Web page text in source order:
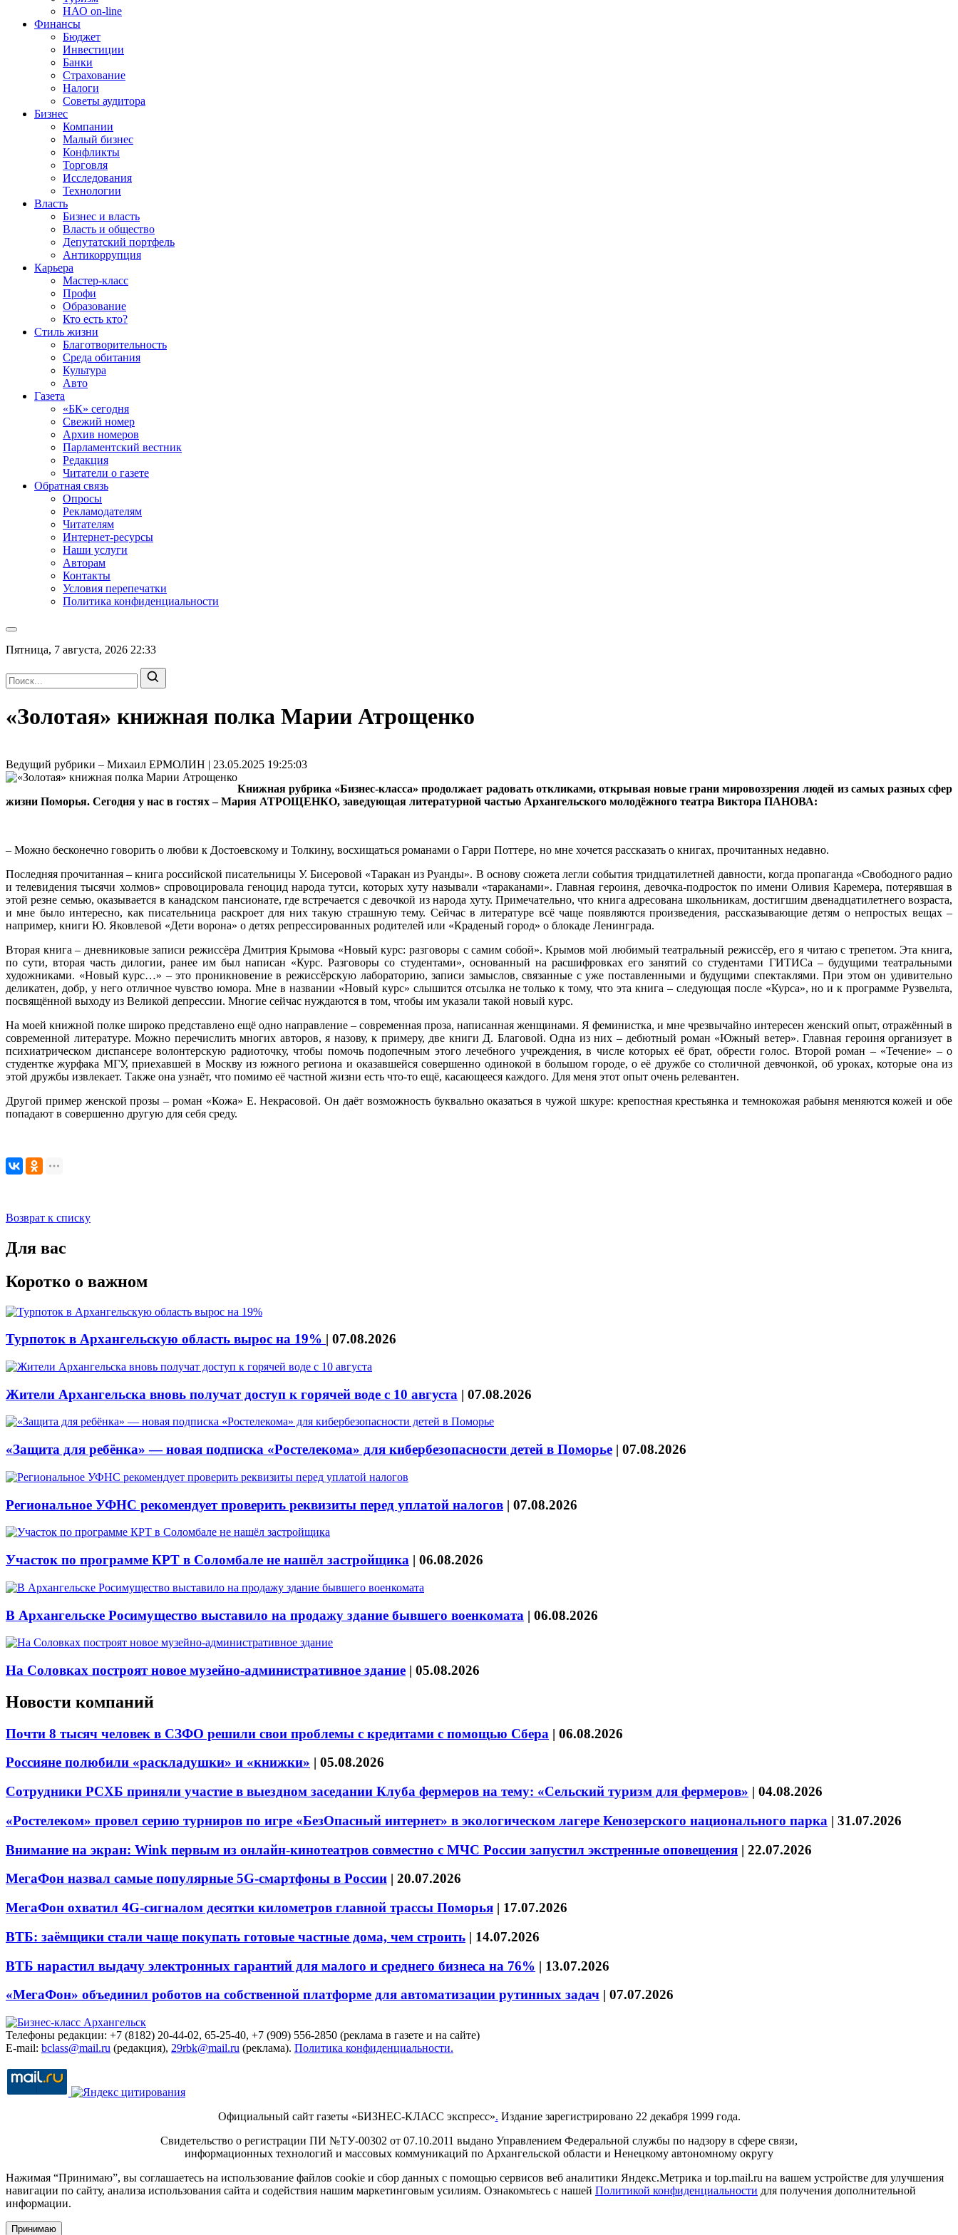
НАО on-line
Финансы
Бюджет
Инвестиции
Банки
Страхование
Налоги
Советы аудитора
Бизнес
Компании
Малый бизнес
Конфликты
Торговля
Исследования
Технологии
Власть
Бизнес и власть
Власть и общество
Депутатский портфель
Антикоррупция
Карьера
Мастер-класс
Профи
Образование
Кто есть кто?
Стиль жизни
Благотворительность
Среда обитания
Культура
Авто
Газета
«БК» сегодня
Свежий номер
Архив номеров
Парламентский вестник
Редакция
Читатели о газете
Обратная связь
Опросы
Рекламодателям
Читателям
Интернет-ресурсы
Наши услуги
Авторам
Контакты
Условия перепечатки
Политика конфиденциальности
Пятница, 7 августа, 2026 22:33
«Золотая» книжная полка Марии Атрощенко
Ведущий рубрики – Михаил ЕРМОЛИН | 23.05.2025 19:25:03
Книжная рубрика «Бизнес-класса» продолжает радовать откликами, открывая новые грани мировоззрения людей из самых разных сфер
жизни Поморья. Сегодня у нас в гостях – Мария АТРОЩЕНКО, заведующая литературной частью Архангельского молодёжного театра Виктора ПАНОВА:
– Можно бесконечно говорить о любви к Достоевскому и Толкину, восхищаться романами о Гарри Поттере, но мне хочется рассказать о книгах, прочитанных недавно.
Последняя прочитанная – книга российской писательницы У. Бисеровой «Таракан из Руанды». В основу сюжета легли события тридцатилетней давности, когда пропаганда «Свободного радио
и телевидения тысячи холмов» спровоцировала геноцид народа тутси, которых хуту называли «тараканами». Главная героиня, девочка-подросток по имени Оливия Каремера, потерявшая в
этой резне семью, оказывается в канадском пансионате, где встречается с девочкой из народа хуту. Примечательно, что книга адресована школьникам, достигшим двенадцатилетнего возраста,
и мне было интересно, как писательница раскроет для них такую страшную тему. Сейчас в литературе всё чаще появляются произведения, рассказывающие детям о непростых вещах –
например, книги Ю. Яковлевой «Дети ворона» о детях репрессированных родителей или «Краденый город» о блокаде Ленинграда.
Вторая книга – дневниковые записи режиссёра Дмитрия Крымова «Новый курс: разговоры с самим собой». Крымов мой любимый театральный режиссёр, его я читаю с трепетом. Эта книга,
по сути, вторая часть дилогии, ранее им был написан «Курс. Разговоры со студентами», основанный на расшифровках его занятий со студентами ГИТИСа – будущими театральными
художниками. «Новый курс…» – это проникновение в режиссёрскую лабораторию, записи замыслов, связанные с уже поставленными и будущими спектаклями. При этом он удивительно
деликатен, добр, у него отличное чувство юмора. Мне в названии «Новый курс» слышится отсылка не только к тому, что эта книга – следующая после «Курса», но и к программе Рузвельта,
посвящённой выходу из Великой депрессии. Многие сейчас нуждаются в том, чтобы им указали такой новый курс.
На моей книжной полке широко представлено ещё одно направление – современная проза, написанная женщинами. Я феминистка, и мне чрезвычайно интересен женский опыт, отражённый в
современной литературе. Можно перечислить многих авторов, я назову, к примеру, две книги Д. Благовой. Одна из них – дебютный роман «Южный ветер». Главная героиня организует в
психиатрическом диспансере волонтерскую радиоточку, чтобы помочь подопечным этого лечебного учреждения, в числе которых её брат, обрести голос. Второй роман – «Течение» – о
студентке журфака МГУ, приехавшей в Москву из южного региона и оказавшейся совершенно одинокой в большом городе, о её дружбе со столичной девчонкой, об уроках, которые она из
этой дружбы извлекает. Также она узнаёт, что помимо её частной жизни есть что‑то ещё, касающееся каждого. Для меня этот опыт очень релевантен.
Другой пример женской прозы – роман «Кожа» Е. Некрасовой. Он даёт возможность буквально оказаться в чужой шкуре: крепостная крестьянка и темнокожая рабыня меняются кожей и обе
попадают в совершенно другую для себя среду.
Возврат к списку
Для вас
Коротко о важном
Турпоток в Архангельскую область вырос на 19% | 07.08.2026
Жители Архангельска вновь получат доступ к горячей воде с 10 августа | 07.08.2026
«Защита для ребёнка» — новая подписка «Ростелекома» для кибербезопасности детей в Поморье | 07.08.2026
Региональное УФНС рекомендует проверить реквизиты перед уплатой налогов | 07.08.2026
Участок по программе КРТ в Соломбале не нашёл застройщика | 06.08.2026
В Архангельске Росимущество выставило на продажу здание бывшего военкомата | 06.08.2026
На Соловках построят новое музейно-административное здание | 05.08.2026
Новости компаний
Почти 8 тысяч человек в СЗФО решили свои проблемы с кредитами с помощью Сбера | 06.08.2026
Россияне полюбили «раскладушки» и «книжки» | 05.08.2026
Сотрудники РСХБ приняли участие в выездном заседании Клуба фермеров на тему: «Сельский туризм для фермеров» | 04.08.2026
«Ростелеком» провел серию турниров по игре «БезОпасный интернет» в экологическом лагере Кенозерского национального парка | 31.07.2026
Внимание на экран: Wink первым из онлайн-кинотеатров совместно с МЧС России запустил экстренные оповещения | 22.07.2026
МегаФон назвал самые популярные 5G-смартфоны в России | 20.07.2026
МегаФон охватил 4G-сигналом десятки километров главной трассы Поморья | 17.07.2026
ВТБ: заёмщики стали чаще покупать готовые частные дома, чем строить | 14.07.2026
ВТБ нарастил выдачу электронных гарантий для малого и среднего бизнеса на 76% | 13.07.2026
«МегаФон» объединил роботов на собственной платформе для автоматизации рутинных задач | 07.07.2026
Телефоны редакции: +7 (8182) 20-44-02, 65-25-40, +7 (909) 556-2850 (реклама в газете и на сайте)
E-mail: bclass@mail.ru (редакция), 29rbk@mail.ru (реклама). Политика конфиденциальности.
Официальный сайт газеты «БИЗНЕС-КЛАСС экспресс». Издание зарегистрировано 22 декабря 1999 года.
Свидетельство о регистрации ПИ №ТУ-00302 от 07.10.2011 выдано Управлением Федеральной службы по надзору в сфере связи,
информационных технологий и массовых коммуникаций по Архангельской области и Ненецкому автономному округу
Нажимая “Принимаю”, вы соглашаетесь на использование файлов cookie и сбор данных с помощью сервисов веб аналитики Яндекс.Метрика и top.mail.ru на вашем устройстве для улучшения
навигации по сайту, анализа использования сайта и содействия нашим маркетинговым усилиям. Ознакомьтесь с нашей Политикой конфиденциальности для получения дополнительной
информации.
Принимаю